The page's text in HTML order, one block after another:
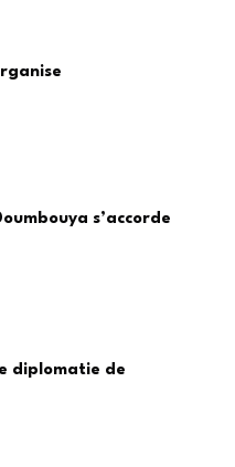
s’accorde
diplomatie de